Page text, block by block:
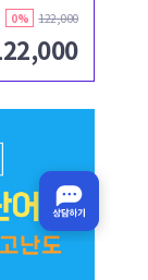
0% 122,000